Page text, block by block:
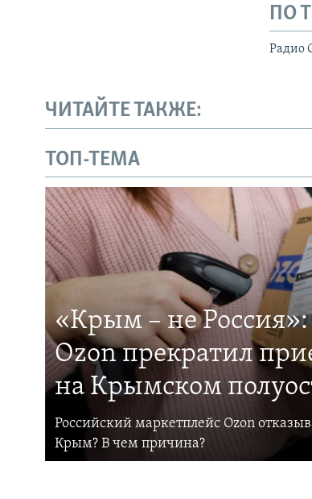
ПО
Радио
ЧИТАЙТЕ ТАКЖЕ:
ТОП-ТЕМА
«Крым – не
Ozon прекратил
на Крымском
Российский маркетплейс Ozon
Крым? В чем причина?